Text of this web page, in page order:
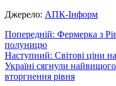
Джерело: АПК-Інформ
Навігація
записів
Попередній: Фермерка з
полуницю
Наступний: Світові ціни
Україні сягнули
вторгнення рівня